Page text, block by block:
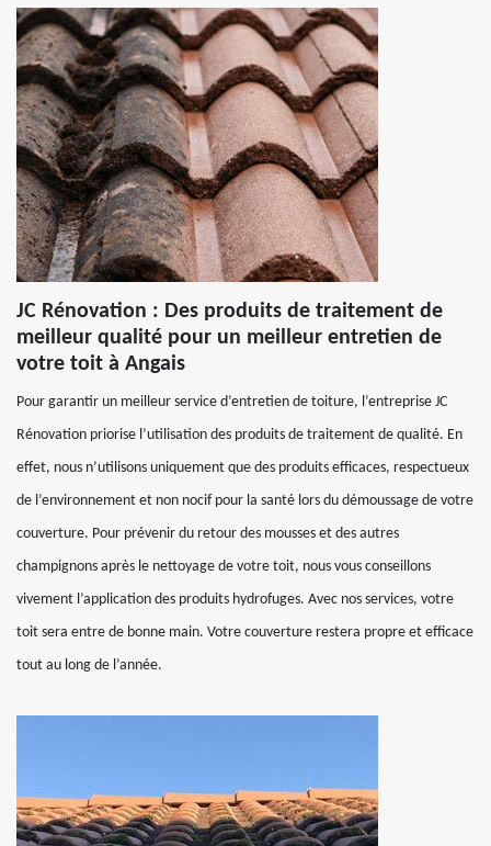
JC Rénovation : Des produits de traitement de
meilleur qualité pour un meilleur entretien de
votre toit à Angais
Pour garantir un meilleur service d’entretien de toiture, l’entreprise JC
Rénovation priorise l’utilisation des produits de traitement de qualité. En
effet, nous n’utilisons uniquement que des produits efficaces, respectueux
de l’environnement et non nocif pour la santé lors du démoussage de votre
couverture. Pour prévenir du retour des mousses et des autres
champignons après le nettoyage de votre toit, nous vous conseillons
vivement l’application des produits hydrofuges. Avec nos services, votre
toit sera entre de bonne main. Votre couverture restera propre et efficace
tout au long de l’année.